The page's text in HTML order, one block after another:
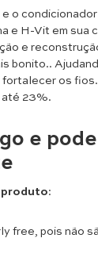
o
e H-Vit em sua
e
bonito..
fortalecer os
até 23%.
e
produto:
free, pois não